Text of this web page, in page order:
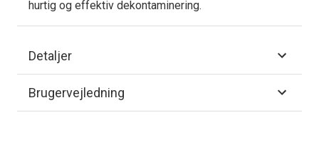
hurtig og effektiv dekontaminering.
Detaljer
Brugervejledning